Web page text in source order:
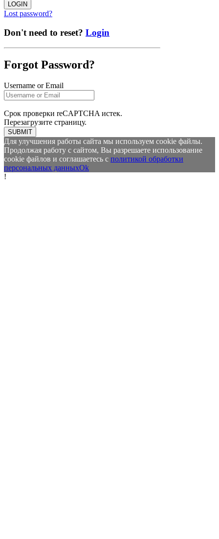
LOGIN
Lost password?
Don't need to reset? Login
Forgot Password?
Username or Email
Срок проверки reCAPTCHA истек.
Перезагрузите страницу.
SUBMIT
Для улучшения работы сайта мы используем cookie файлы.
Продолжая работу с сайтом, Вы разрешаете использование
cookie файлов и соглашаетесь с политикой обработки
персональных данныхOk
!